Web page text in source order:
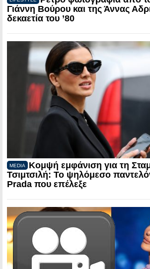
Γιάννη Βούρου και της Άννας
δεκαετία του ’80
MEDIA
Κομψή εμφάνιση για τη
Τσιμτσιλή: Το ψηλόμεσο
Prada που επέλεξε